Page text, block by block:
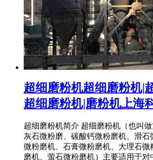
超细磨粉机超细磨粉机|
超细磨粉机|磨粉机上海
超细磨粉机简介 超细磨粉机（也叫
灰石微粉磨、碳酸钙微粉磨机、滑石
微粉磨机、石膏微粉磨机、大理石微
磨机、萤石微粉磨机）主要适用于对